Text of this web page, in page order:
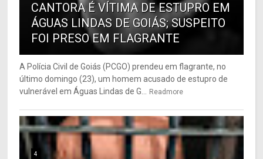
CANTORA É VÍTIMA DE ESTUPRO EM
ÁGUAS LINDAS DE GOIÁS; SUSPEITO
FOI PRESO EM FLAGRANTE
A Polícia Civil de Goiás (PCGO) prendeu em flagrante, no
último domingo (23), um homem acusado de estupro de
vulnerável em Águas Lindas de G... Readmore
4